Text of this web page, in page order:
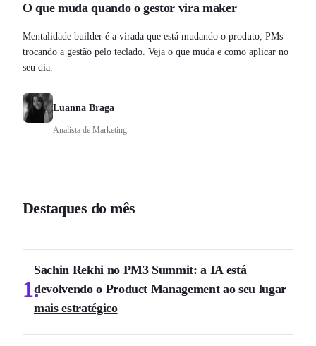
O que muda quando o gestor vira maker
Mentalidade builder é a virada que está mudando o produto, PMs
trocando a gestão pelo teclado. Veja o que muda e como aplicar no
seu dia.
Luanna Braga
Analista de Marketing
Destaques do mês
1
Sachin Rekhi no PM3 Summit: a IA está
devolvendo o Product Management ao seu lugar
mais estratégico